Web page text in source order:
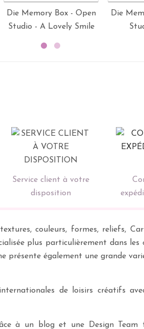
Die Memory Box - Open
Studio - A Lovely Smile
Die
Service client à votre
disposition
couleurs, formes, reliefs,
plus particulièrement dans
présente également une grande
de loisirs créatifs
à un blog et une Design